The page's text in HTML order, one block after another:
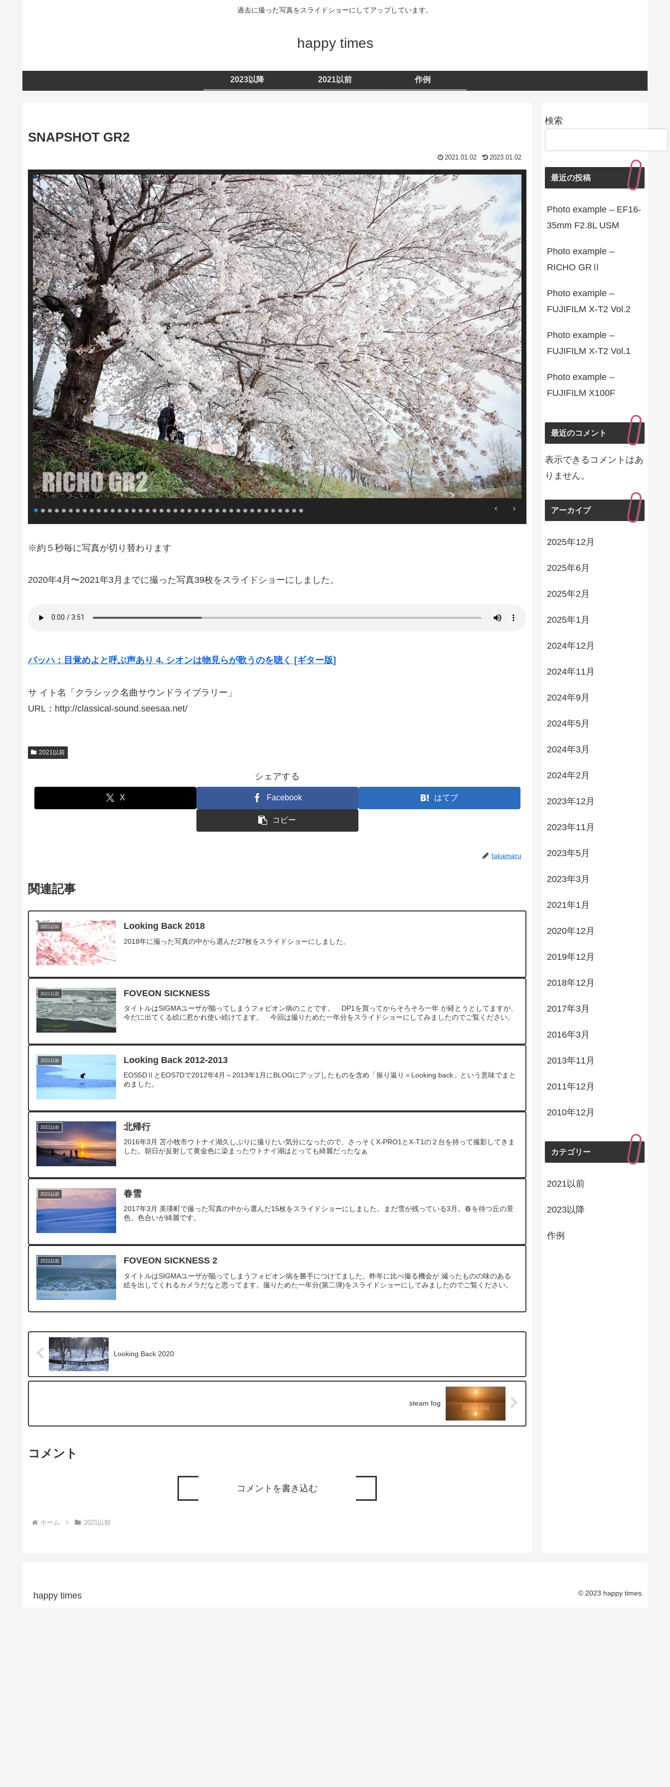
過去に撮った写真をスライドショーにしてアップしています。
happy times
2023以降 2021以前 作例
SNAPSHOT GR2
2021.01.02 2023.01.02
※約５秒毎に写真が切り替わります
2020年4月〜2021年3月までに撮った写真39枚をスライドショーにしました。
バッハ：目覚めよと呼ぶ声あり 4. シオンは物見らが歌うのを聴く [ギター版]
サ イト名「クラシック名曲サウンドライブラリー」
URL：http://classical-sound.seesaa.net/
2021以前
シェアする
X Facebook はてブ
コピー
takamaru
関連記事
2021以前 Looking Back 2018
2018年に撮った写真の中から選んだ27枚をスライドショーにしました。
2021以前 FOVEON SICKNESS
タイトルはSIGMAユーザが陥ってしまうフォビオン病のことです。 DP1を買ってからそろそろ一年 が経とうとしてますが、
今だに出てくる絵に惹かれ使い続けてます。 今回は撮りためた一年分をスライドショーにしてみましたのでご覧ください。
2021以前 Looking Back 2012-2013
EOS5DⅡとEOS7Dで2012年4月～2013年1月にBLOGにアップしたものを含め「振り返り＝Looking back」という意味でまと
めました。
2021以前 北帰行
2016年3月 苫小牧市ウトナイ湖久しぶりに撮りたい気分になったので、さっそくX-PRO1とX-T1の２台を持って撮影してきま
した。朝日が反射して黄金色に染まったウトナイ湖はとっても綺麗だったなぁ
2021以前 春雪
2017年3月 美瑛町で撮った写真の中から選んだ15枚をスライドショーにしました。まだ雪が残っている3月。春を待つ丘の景
色、色合いが綺麗です。
2021以前 FOVEON SICKNESS 2
タイトルはSIGMAユーザが陥ってしまうフォビオン病を勝手につけてました。昨年に比べ撮る機会が 減ったものの味のある
絵を出してくれるカメラだなと思ってます。撮りためた一年分(第二弾)をスライドショーにしてみましたのでご覧ください。
Looking Back 2020
steam fog
コメント
コメントを書き込む
ホーム 2021以前
検索
最近の投稿
Photo example – EF16-
35mm F2.8L USM
Photo example –
RICHO GRⅡ
Photo example –
FUJIFILM X-T2 Vol.2
Photo example –
FUJIFILM X-T2 Vol.1
Photo example –
FUJIFILM X100F
最近のコメント
表示できるコメントはあ
りません。
アーカイブ
2025年12月
2025年6月
2025年2月
2025年1月
2024年12月
2024年11月
2024年9月
2024年5月
2024年3月
2024年2月
2023年12月
2023年11月
2023年5月
2023年3月
2021年1月
2020年12月
2019年12月
2018年12月
2017年3月
2016年3月
2013年11月
2011年12月
2010年12月
カテゴリー
2021以前
2023以降
作例
happy times © 2023 happy times.